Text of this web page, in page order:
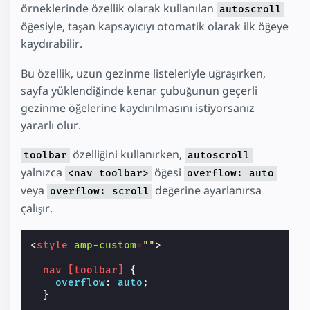
örneklerinde özellik olarak kullanılan autoscroll
öğesiyle, taşan kapsayıcıyı otomatik olarak ilk öğeye
kaydırabilir.
Bu özellik, uzun gezinme listeleriyle uğraşırken,
sayfa yüklendiğinde kenar çubuğunun geçerli
gezinme öğelerine kaydırılmasını istiyorsanız
yararlı olur.
toolbar özelliğini kullanırken, autoscroll
yalnızca <nav toolbar> öğesi overflow: auto
veya overflow: scroll değerine ayarlanırsa
çalışır.
<style amp-custom="">
nav toolbar
{
overflow: auto ;
}